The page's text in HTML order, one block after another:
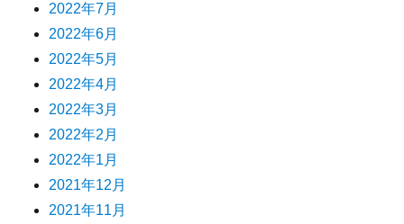
2022年7月
2022年6月
2022年5月
2022年4月
2022年3月
2022年2月
2022年1月
2021年12月
2021年11月